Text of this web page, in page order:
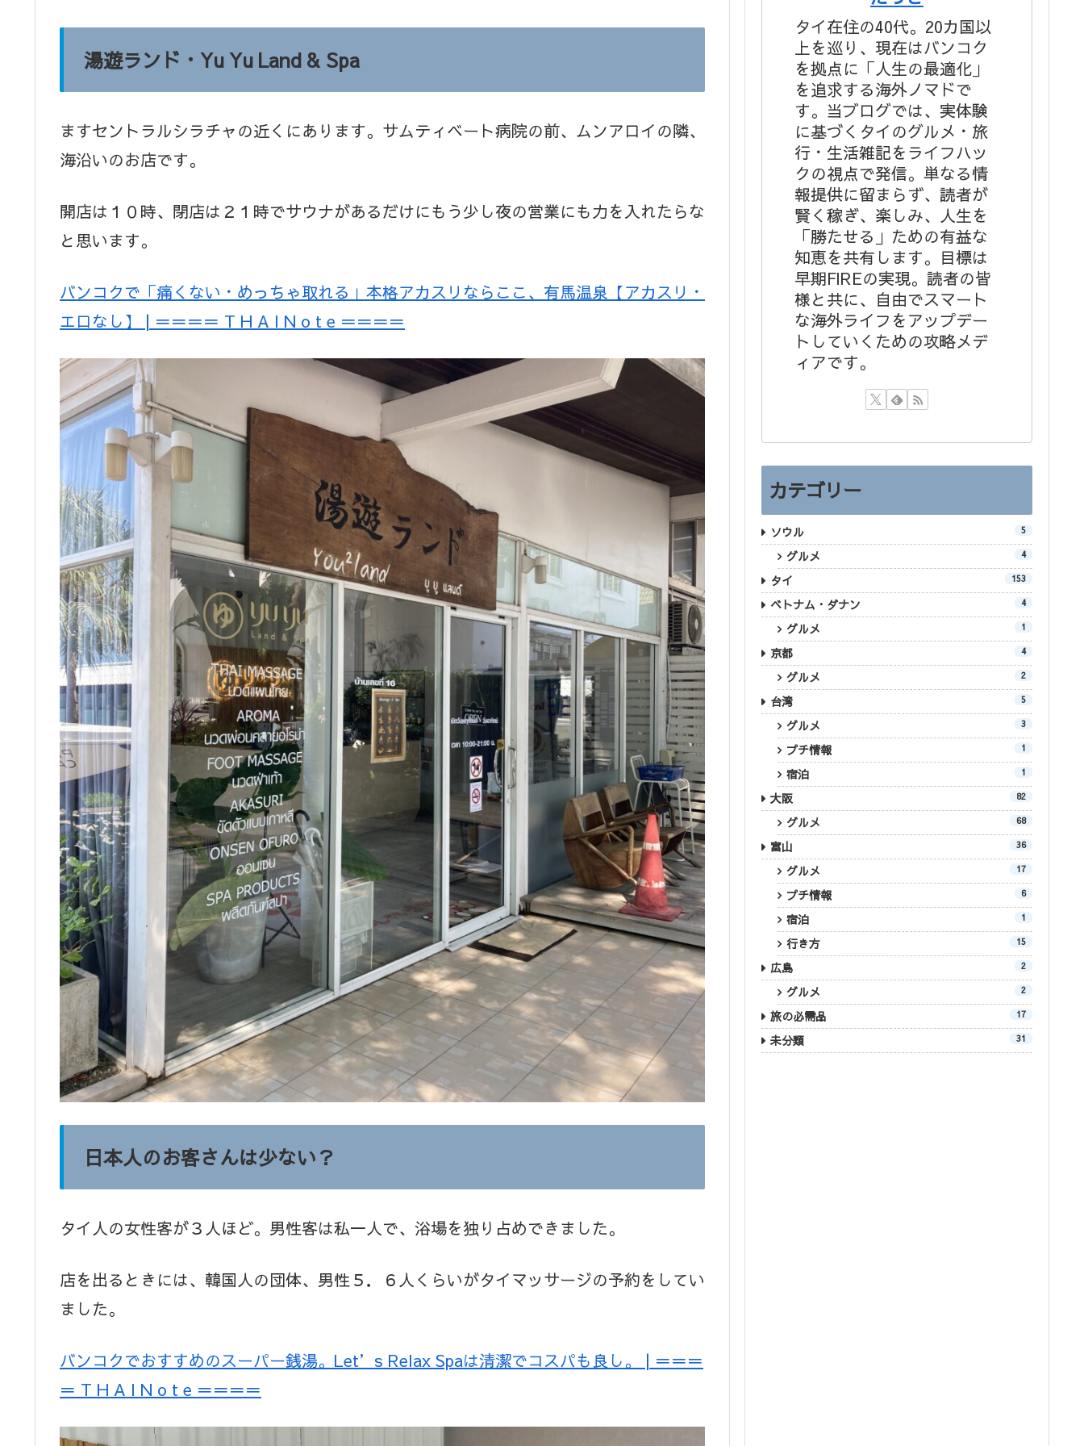
湯遊ランド・Yu Yu Land & Spa
ますセントラルシラチャの近くにあります。サムティベート病院の前、ムンアロイの隣、
海沿いのお店です。
開店は１０時、閉店は２１時でサウナがあるだけにもう少し夜の営業にも力を入れたらな
と思います。
バンコクで「痛くない・めっちゃ取れる」本格アカスリならここ、有馬温泉【アカスリ・
エロなし】 | ＝＝＝＝ T H A I N o t e ＝＝＝＝
日本人のお客さんは少ない？
タイ人の女性客が３人ほど。男性客は私一人で、浴場を独り占めできました。
店を出るときには、韓国人の団体、男性５．６人くらいがタイマッサージの予約をしてい
ました。
バンコクでおすすめのスーパー銭湯。Let’s Relax Spaは清潔でコスパも良し。 | ＝＝＝
＝ T H A I N o t e ＝＝＝＝
タイ在住の40代。20カ国以
上を巡り、現在はバンコク
を拠点に「人生の最適化」
を追求する海外ノマドで
す。当ブログでは、実体験
に基づくタイのグルメ・旅
行・生活雑記をライフハッ
クの視点で発信。単なる情
報提供に留まらず、読者が
賢く稼ぎ、楽しみ、人生を
「勝たせる」ための有益な
知恵を共有します。目標は
早期FIREの実現。読者の皆
様と共に、自由でスマート
な海外ライフをアップデー
トしていくための攻略メデ
ィアです。
カテゴリー
ソウル 5
グルメ 4
タイ 153
ベトナム・ダナン 4
グルメ 1
京都 4
グルメ 2
台湾 5
グルメ 3
プチ情報 1
宿泊 1
大阪 82
グルメ 68
富山 36
グルメ 17
プチ情報 6
宿泊 1
行き方 15
広島 2
グルメ 2
旅の必需品 17
未分類 31